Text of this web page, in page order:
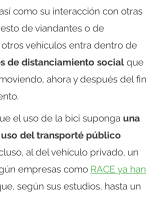
como su interacción con otras
de viandantes o de
vehículos entra dentro de
de distanciamiento social que
ahora y después del fin
el uso de la bici suponga una
del transporté público
al del vehículo privado, un
empresas como RACE ya han
según sus estudios, hasta un